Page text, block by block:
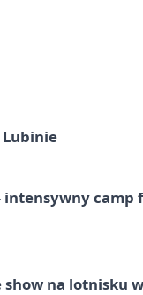
Lubinie
camp
show na lotnisku